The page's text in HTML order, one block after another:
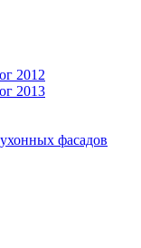
2012
2013
фасадов